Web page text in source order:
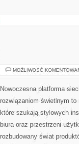
MOŻLIWOŚĆ
Nowoczesna platforma
rozwiązaniom świetlnym
które szukają stylowych
biura oraz przestrzeni
rozbudowany świat